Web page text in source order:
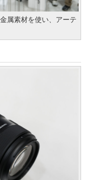
属素材を使い、アーテ